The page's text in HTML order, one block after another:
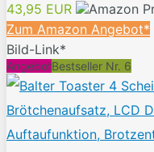
43,95 EUR
Zum Amazon Angebot*
Bild-Link*
AngebotBestseller Nr. 6